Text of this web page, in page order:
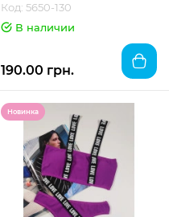
Код: 5650-130
В наличии
190.00 грн.
Новинка